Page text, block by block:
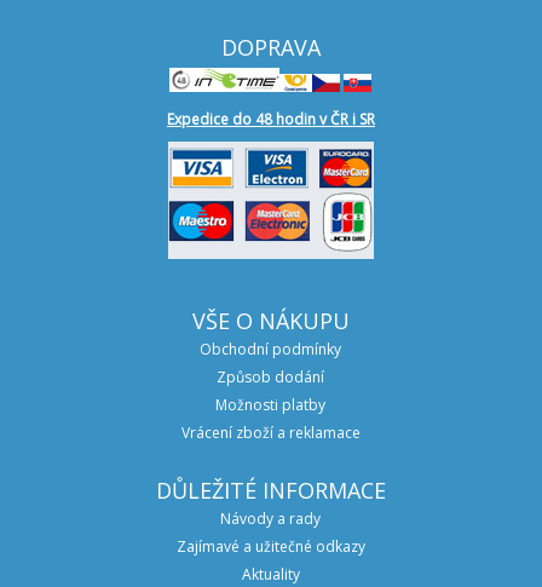
DOPRAVA
Expedice do 48 hodin v ČR i SR
VŠE O NÁKUPU
Obchodní podmínky
Způsob dodání
Možnosti platby
Vrácení zboží a reklamace
DŮLEŽITÉ INFORMACE
Návody a rady
Zajímavé a užitečné odkazy
Aktuality